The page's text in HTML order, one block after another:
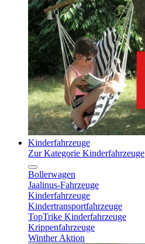
Kinderfahrzeuge
Zur Kategorie Kinderfahrzeuge
Bollerwagen
Jaalinus-Fahrzeuge
Kinderfahrzeuge
Kindertransportfahrzeuge
TopTrike Kinderfahrzeuge
Krippenfahrzeuge
Winther Aktion